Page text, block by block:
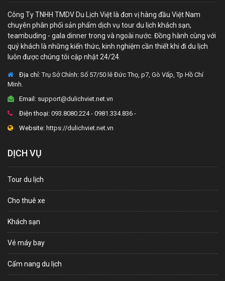
Công Ty TNHH TMDV Du Lịch Việt là đơn vị hàng đầu Việt Nam
chuyên phân phối sản phẩm dịch vụ tour du lịch khách sạn,
teambuding - gala dinner trong và ngoài nước. Đồng hành cùng với
quý khách là những kiến thức, kinh nghiệm cần thiết khi đi du lịch
luôn được chúng tôi cập nhật 24/24.
Địa chỉ:Trụ Sở Chính: Số 57/50 lê Đức Thọ, p7, Gò Vấp, Tp Hồ Chí
Minh.
Email: support@dulichviet.net.vn
Điện thoại: 093.8080.224 - 0981.334.836 -
Website: https://dulichviet.net.vn
DỊCH VỤ
Tour du lịch
Cho thuê xe
Khách sạn
Vé máy bay
Cẩm nang du lịch